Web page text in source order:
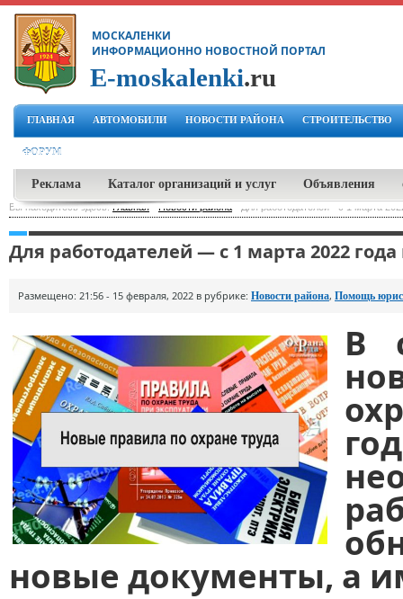
МОСКАЛЕНКИ
ИНФОРМАЦИОННО НОВОСТНОЙ ПОРТАЛ
E-moskalenki.ru
ГЛАВНАЯ АВТОМОБИЛИ НОВОСТИ РАЙОНА СТРОИТЕЛЬСТВО
ФОРУМ
Реклама Каталог организаций и услуг Объявления
Вы находитесь здесь:Главная-Новости района Для работодателей - с 1 марта
Для работодателей — с 1 марта 2022
Размещено: 21:56 - 15 февраля, 2022 в рубрике: Новости района, Помощь
В
новые документы, а